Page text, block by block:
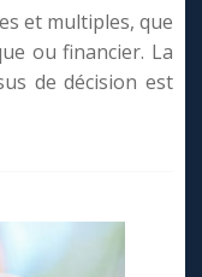
et multiples, que
ou financier. La
de décision est